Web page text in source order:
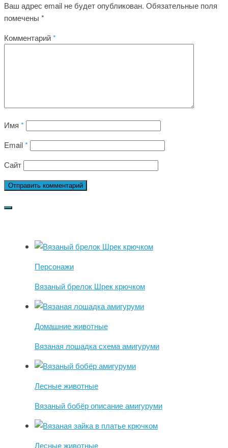
Ваш адрес email не будет опубликован. Обязательные поля
помечены *
Комментарий*
Имя *
Email*
Сайт
Персонажи
Вязаный брелок Шрек крючком
Домашние животные
Вязаная лошадка схема амигуруми
Лесные животные
Вязаный бобёр описание амигуруми
Лесные животные